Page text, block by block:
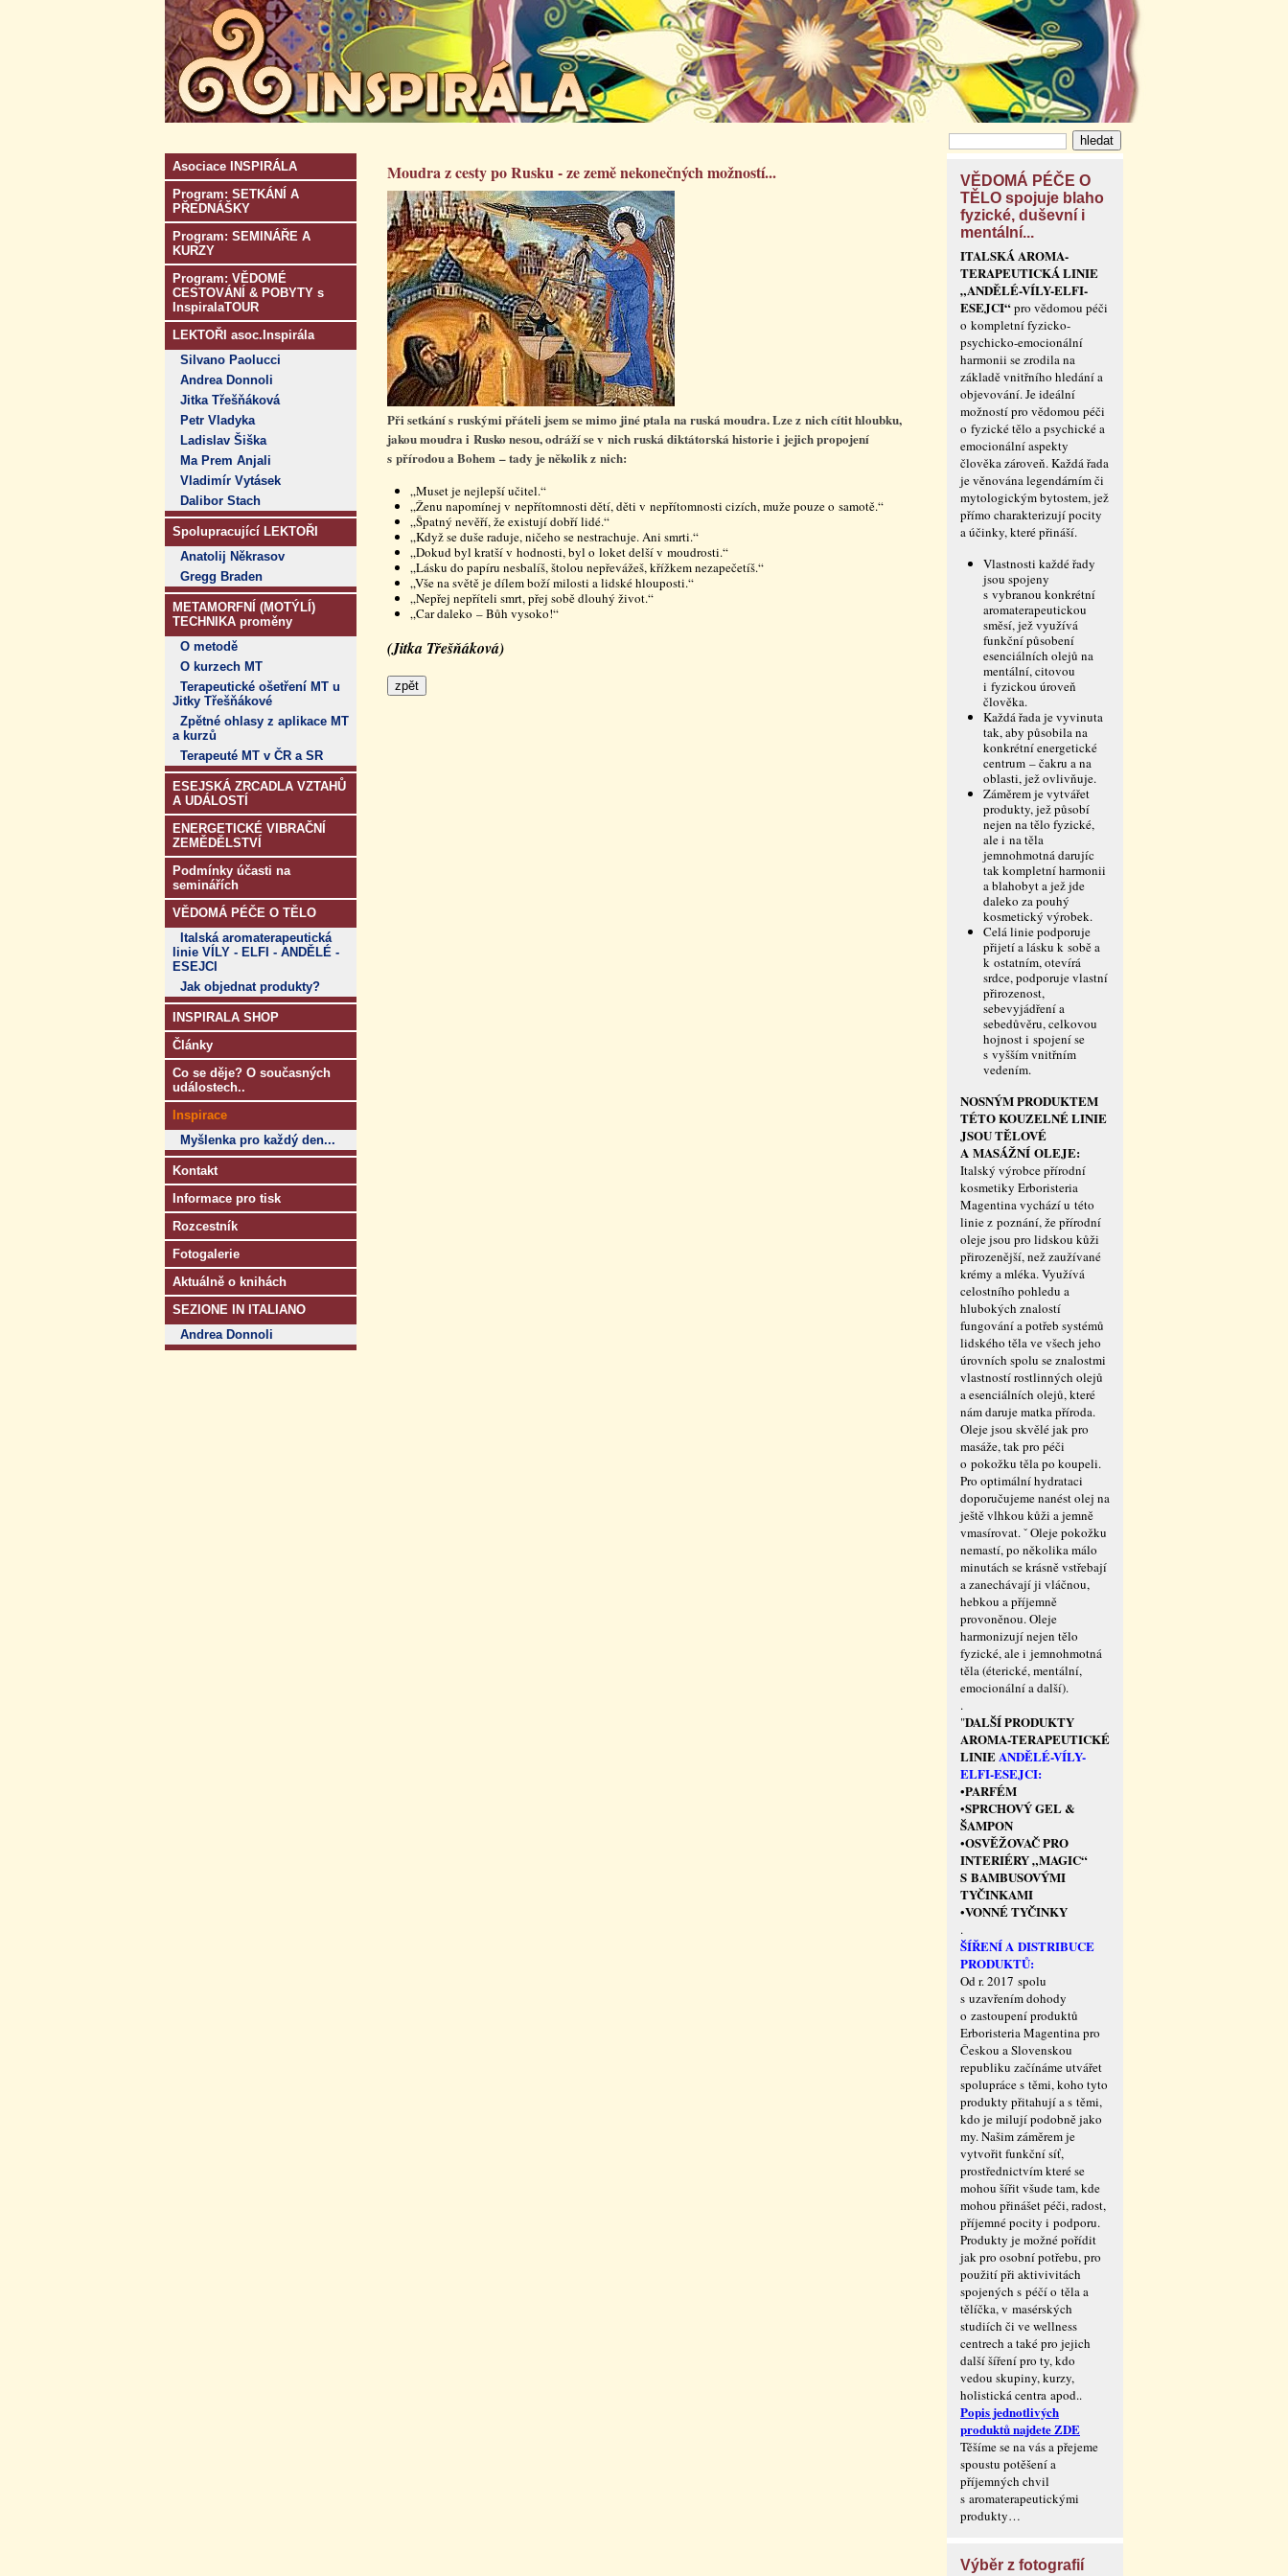
Asociace INSPIRÁLA
Program: SETKÁNÍ A
PŘEDNÁŠKY
Program: SEMINÁŘE A
KURZY
Program: VĚDOMÉ
CESTOVÁNÍ & POBYTY s
InspiralaTOUR
LEKTOŘI asoc.Inspirála
Silvano Paolucci
Andrea Donnoli
Jitka Třešňáková
Petr Vladyka
Ladislav Šiška
Ma Prem Anjali
Vladimír Vytásek
Dalibor Stach
Spolupracující LEKTOŘI
Anatolij Někrasov
Gregg Braden
METAMORFNÍ (MOTÝLÍ)
TECHNIKA proměny
O metodě
O kurzech MT
Terapeutické ošetření MT u
Jitky Třešňákové
Zpětné ohlasy z aplikace MT
a kurzů
Terapeuté MT v ČR a SR
ESEJSKÁ ZRCADLA VZTAHŮ
A UDÁLOSTÍ
ENERGETICKÉ VIBRAČNÍ
ZEMĚDĚLSTVÍ
Podmínky účasti na
seminářích
VĚDOMÁ PÉČE O TĚLO
Italská aromaterapeutická
linie VÍLY - ELFI - ANDĚLÉ -
ESEJCI
Jak objednat produkty?
INSPIRALA SHOP
Články
Co se děje? O současných
událostech..
Inspirace
Myšlenka pro každý den...
Kontakt
Informace pro tisk
Rozcestník
Fotogalerie
Aktuálně o knihách
SEZIONE IN ITALIANO
Andrea Donnoli
Moudra z cesty po Rusku - ze země nekonečných možností...
Při setkání s ruskými přáteli jsem se mimo jiné ptala na ruská moudra. Lze z nich cítit hloubku,
jakou moudra i Rusko nesou, odráží se v nich ruská diktátorská historie i jejich propojení
s přírodou a Bohem – tady je několik z nich:
„Muset je nejlepší učitel.“
„Ženu napomínej v nepřítomnosti dětí, děti v nepřítomnosti cizích, muže pouze o samotě.“
„Špatný nevěří, že existují dobří lidé.“
„Když se duše raduje, ničeho se nestrachuje. Ani smrti.“
„Dokud byl kratší v hodnosti, byl o loket delší v moudrosti.“
„Lásku do papíru nesbalíš, štolou nepřevážeš, křížkem nezapečetíš.“
„Vše na světě je dílem boží milosti a lidské hlouposti.“
„Nepřej nepříteli smrt, přej sobě dlouhý život.“
„Car daleko – Bůh vysoko!“
(Jitka Třešňáková)
VĚDOMÁ PÉČE O
TĚLO spojuje blaho
fyzické, duševní i
mentální...
ITALSKÁ AROMA-
TERAPEUTICKÁ LINIE
„ANDĚLÉ-VÍLY-ELFI-
ESEJCI“pro vědomou péči
o kompletní fyzicko-
psychicko-emocionální
harmonii se zrodila na
základě vnitřního hledání a
objevování. Je ideální
možností pro vědomou péči
o fyzické tělo a psychické a
emocionální aspekty
člověka zároveň. Každá řada
je věnována legendárním či
mytologickým bytostem, jež
přímo charakterizují pocity
a účinky, které přináší.
Vlastnosti každé řady
jsou spojeny
s vybranou konkrétní
aromaterapeutickou
směsí, jež využívá
funkční působení
esenciálních olejů na
mentální, citovou
i fyzickou úroveň
člověka.
Každá řada je vyvinuta
tak, aby působila na
konkrétní energetické
centrum – čakru a na
oblasti, jež ovlivňuje.
Záměrem je vytvářet
produkty, jež působí
nejen na tělo fyzické,
ale i na těla
jemnohmotná darujíc
tak kompletní harmonii
a blahobyt a jež jde
daleko za pouhý
kosmetický výrobek.
Celá linie podporuje
přijetí a lásku k sobě a
k ostatním, otevírá
srdce, podporuje vlastní
přirozenost,
sebevyjádření a
sebedůvěru, celkovou
hojnost i spojení se
s vyšším vnitřním
vedením.
NOSNÝM PRODUKTEM
TÉTO KOUZELNÉ LINIE
JSOU TĚLOVÉ
A MASÁŽNÍ OLEJE:
Italský výrobce přírodní
kosmetiky Erboristeria
Magentina vychází u této
linie z poznání, že přírodní
oleje jsou pro lidskou kůži
přirozenější, než zaužívané
krémy a mléka. Využívá
celostního pohledu a
hlubokých znalostí
fungování a potřeb systémů
lidského těla ve všech jeho
úrovních spolu se znalostmi
vlastností rostlinných olejů
a esenciálních olejů, které
nám daruje matka příroda.
Oleje jsou skvělé jak pro
masáže, tak pro péči
o pokožku těla po koupeli.
Pro optimální hydrataci
doporučujeme nanést olej na
ještě vlhkou kůži a jemně
vmasírovat. ˇ Oleje pokožku
nemastí, po několika málo
minutách se krásně vstřebají
a zanechávají ji vláčnou,
hebkou a příjemně
provoněnou. Oleje
harmonizují nejen tělo
fyzické, ale i jemnohmotná
těla (éterické, mentální,
emocionální a další).
.
"DALŠÍ PRODUKTY
AROMA-TERAPEUTICKÉ
LINIEANDĚLÉ-VÍLY-
ELFI-ESEJCI:
•PARFÉM
•SPRCHOVÝ GEL &
ŠAMPON
•OSVĚŽOVAČ PRO
INTERIÉRY „MAGIC“
S BAMBUSOVÝMI
TYČINKAMI
•VONNÉ TYČINKY
.
ŠÍŘENÍ A DISTRIBUCE
PRODUKTŮ:
Od r. 2017 spolu
s uzavřením dohody
o zastoupení produktů
Erboristeria Magentina pro
Českou a Slovenskou
republiku začínáme utvářet
spolupráce s těmi, koho tyto
produkty přitahují a s těmi,
kdo je milují podobně jako
my. Našim záměrem je
vytvořit funkční síť,
prostřednictvím které se
mohou šířit všude tam, kde
mohou přinášet péči, radost,
příjemné pocity i podporu.
Produkty je možné pořídit
jak pro osobní potřebu, pro
použití při aktivivitách
spojených s péčí o těla a
tělíčka, v masérských
studiích či ve wellness
centrech a také pro jejich
další šíření pro ty, kdo
vedou skupiny, kurzy,
holistická centra apod..
Popis jednotlivých
produktů najdete ZDE
Těšíme se na vás a přejeme
spoustu potěšení a
příjemných chvil
s aromaterape­utickými
produkty…
Výběr z fotografií